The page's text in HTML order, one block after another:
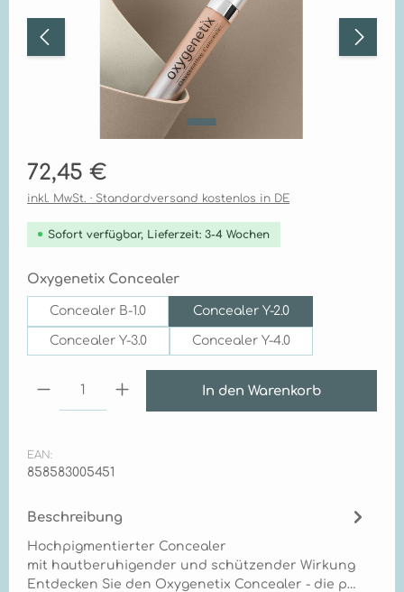
Regulärer Preis:
72,45 €
inkl. MwSt. · Standardversand kostenlos in DE
Sofort verfügbar, Lieferzeit: 3-4 Wochen
Oxygenetix Concealerauswählen
Concealer B-1.0 Concealer Y-2.0
Concealer Y-3.0 Concealer Y-4.0
Produkt Anzahl: Gib den gewünschten
In den Warenkorb
EAN:
858583005451
Beschreibung
Hochpigmentierter Concealer
mit hautberuhigender und schützender Wirkung
Entdecken Sie den Oxygenetix Concealer - die p…